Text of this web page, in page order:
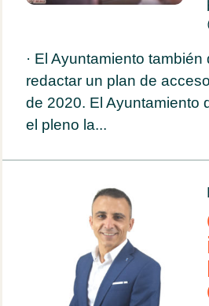
· El Ayuntamiento
redactar un plan de
de 2020. El Ayuntamiento
el pleno la...